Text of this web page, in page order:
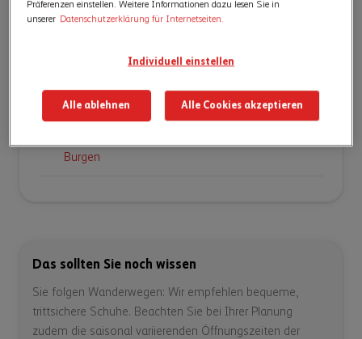
2
Renaissance
Ristorante Croce Federale
Burgen
Das sollten Sie noch wissen
Sie folgen Wanderwegen: Wir empfehlen bequeme,
trittsichere Schuhe. Beachten Sie bei Ihrer Planung
zudem die saisonal variierenden Öffnungszeiten der
Präferenzen einstellen. Weitere Informationen dazu lesen Sie in
unserer Datenschutzerklärung für Internetseiten.
Individuell einstellen
Alle ablehnen Alle Cookies akzeptieren